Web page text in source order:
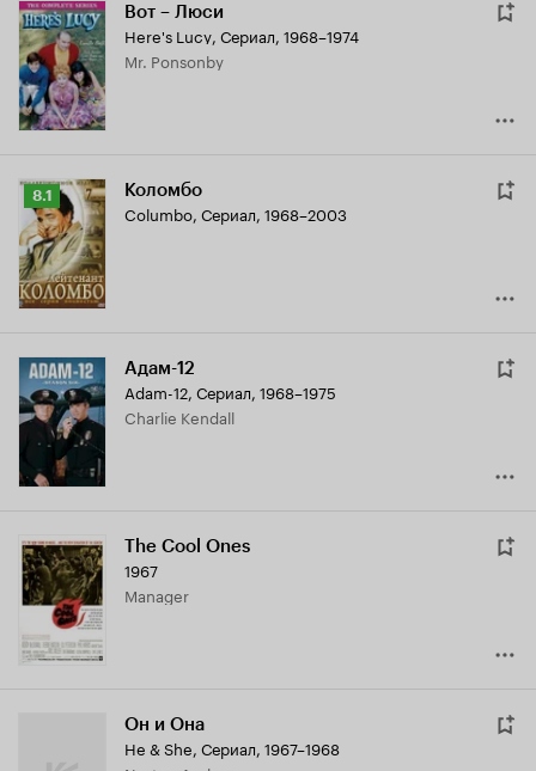
Вот – Люси
Here's Lucy, Сериал, 1968–1974
Mr. Ponsonby
Рейтинг
Кинопоиска
8.1
8.1 Коломбо
Columbo, Сериал, 1968–2003
Адам-12
Adam-12, Сериал, 1968–1975
Charlie Kendall
The Cool Ones
1967
Manager
Он и Она
He & She, Сериал, 1967–1968